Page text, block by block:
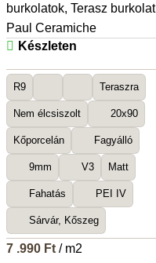
burkolatok, Terasz burkolat
Paul Ceramiche
Készleten
R9 Teraszra
Nem élcsiszolt 20x90
Kőporcelán Fagyálló
9mm V3 Matt
Fahatás PEI IV
Sárvár, Kőszeg
7 .990 Ft/ m2